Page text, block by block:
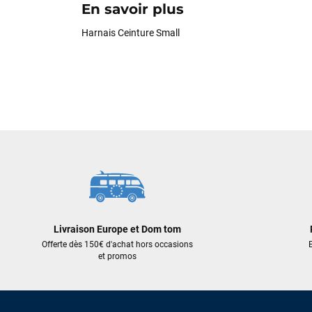
En savoir plus
Harnais Ceinture Small
Livraison Europe et Dom tom
Offerte dès 150€ d'achat hors occasions
et promos